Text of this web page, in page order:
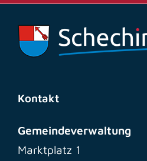
Kontakt
Gemeindeverwaltung
Marktplatz 1